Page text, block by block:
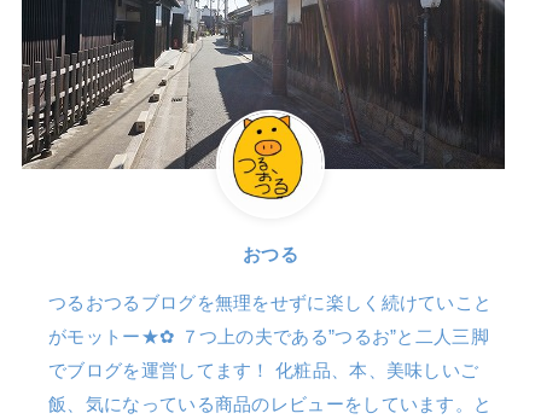
おつる
つるおつるブログを無理をせずに楽しく続けていこと
がモットー★✿ ７つ上の夫である”つるお”と二人三脚
でブログを運営してます！ 化粧品、本、美味しいご
飯、気になっている商品のレビューをしています。と